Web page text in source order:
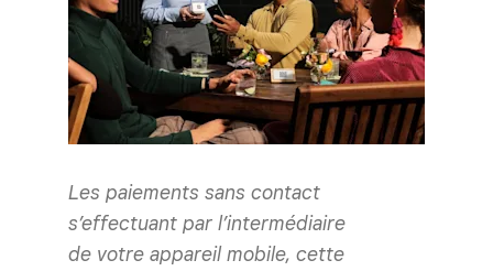
Les paiements sans contact
s’effectuant par l’intermédiaire
de votre appareil mobile, cette